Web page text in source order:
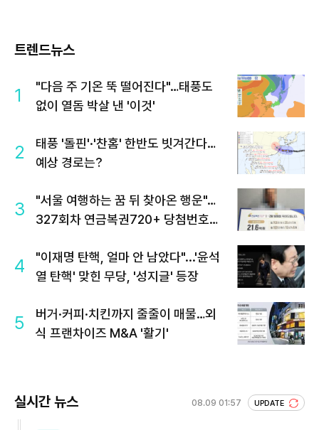
트렌드뉴스
1
"다음 주 기온 뚝 떨어진다"…태풍도
없이 열돔 박살 낸 '이것'
2
태풍 '돌핀'·'찬홈' 한반도 빗겨간다…
예상 경로는?
3
"서울 여행하는 꿈 뒤 찾아온 행운"…
327회차 연금복권720+ 당첨번호조
4
"이재명 탄핵, 얼마 안 남았다"...'윤석
열 탄핵' 맞힌 무당, '성지글' 등장
5
버거·커피·치킨까지 줄줄이 매물…외
식 프랜차이즈 M&A '활기'
실시간 뉴스 08.09 01:57 UPDATE